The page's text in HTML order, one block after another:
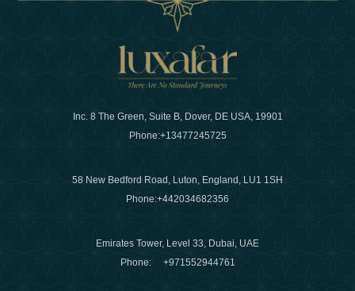
Inc. 8 The Green, Suite B, Dover, DE USA, 19901
Phone:+13477245725
58 New Bedford Road, Luton, England, LU1 1SH
Phone:+442034682356
Emirates Tower, Level 33, Dubai, UAE
Phone: +971552944761